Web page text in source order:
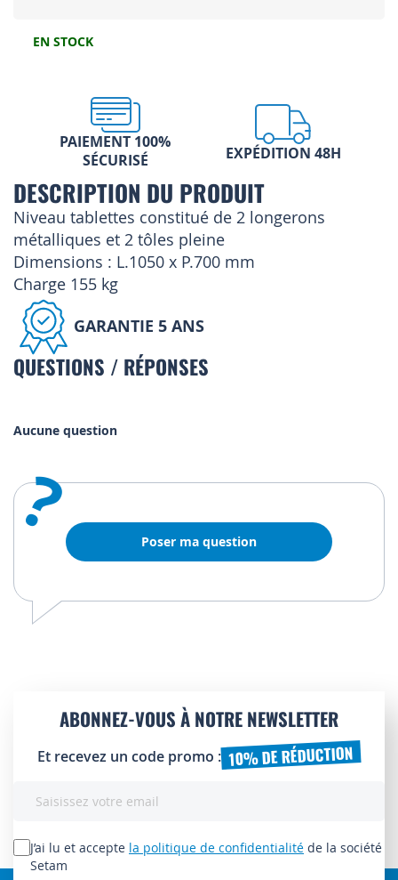
EN STOCK
PAIEMENT 100%
SÉCURISÉ
EXPÉDITION 48H
DESCRIPTION DU PRODUIT
Niveau tablettes constitué de 2 longerons
métalliques et 2 tôles pleine
Dimensions : L.1050 x P.700 mm
Charge 155 kg
GARANTIE 5 ANS
QUESTIONS / RÉPONSES
Aucune question
? Poser ma question
ABONNEZ-VOUS À NOTRE NEWSLETTER
Et recevez un code promo : 10% DE RÉDUCTION
lettre
d’information
J’ai lu et accepte la politique de confidentialité de la société
Setam